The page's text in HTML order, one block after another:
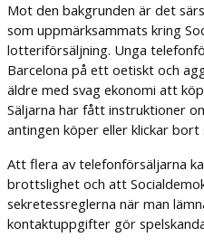
Mot den bakgrunden är det
som uppmärksammats kring
lotteriförsäljning. Unga
Barcelona på ett oetiskt och
äldre med svag ekonomi att
Säljarna har fått instruktioner
antingen köper eller klickar bort
Att flera av telefonförsäljarna
brottslighet och att
sekretessreglerna när man
kontaktuppgifter gör